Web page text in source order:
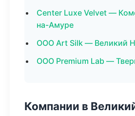
Center Luxe Velvet —
на-Амуре
ООО Art Silk — Великий
ООО Premium Lab —
Компании в